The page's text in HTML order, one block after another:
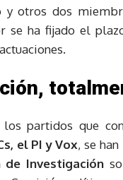
y otros dos
se ha fijado el
partidos que
el PI y Vox, se
de Investigación